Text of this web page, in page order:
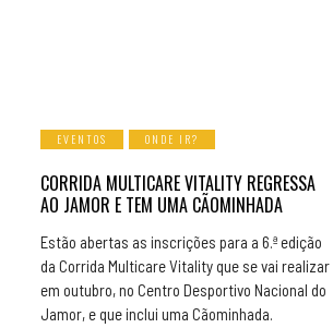
EVENTOS ONDE IR?
CORRIDA MULTICARE VITALITY REGRESSA
AO JAMOR E TEM UMA CÃOMINHADA
Estão abertas as inscrições para a 6.ª edição
da Corrida Multicare Vitality que se vai realizar
em outubro, no Centro Desportivo Nacional do
Jamor, e que inclui uma Cãominhada.